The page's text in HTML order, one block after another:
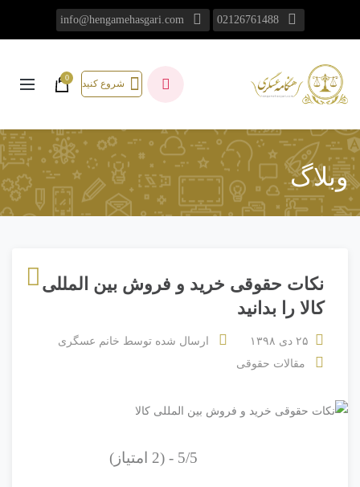
02126761488
info@hengamehasgari.com
شروع کنید
0
وبلاگ
نکات حقوقی خرید و فروش بین المللی
کالا را بدانید
۲۵ دی ۱۳۹۸ ارسال شده توسط خانم عسگری
مقالات حقوقی
5/5 - (2 امتیاز)